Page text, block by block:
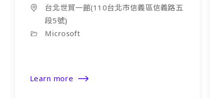
台北世貿一館(110台北市信義區信義路五
段5號)
Microsoft
Learn more